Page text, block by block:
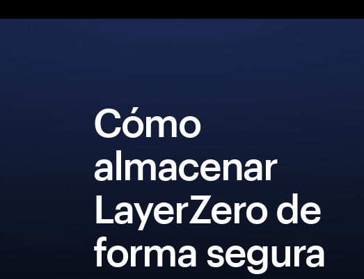
Cómo
almacenar
LayerZero de
forma segura